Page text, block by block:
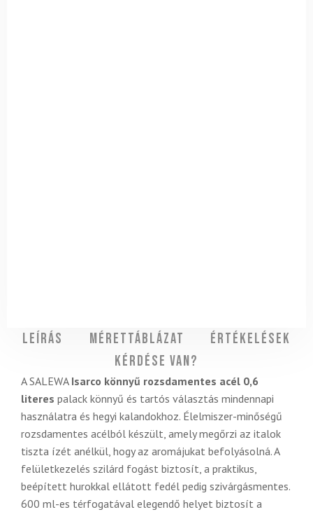
Leírás Mérettáblázat
Értékelések
Kérdése van?
A SALEWA Isarco könnyű rozsdamentes acél 0,6
literes palack könnyű és tartós választás mindennapi
használatra és hegyi kalandokhoz. Élelmiszer-minőségű
rozsdamentes acélból készült, amely megőrzi az italok
tiszta ízét anélkül, hogy az aromájukat befolyásolná. A
felületkezelés szilárd fogást biztosít, a praktikus,
beépített hurokkal ellátott fedél pedig szivárgásmentes.
600 ml-es térfogatával elegendő helyet biztosít a